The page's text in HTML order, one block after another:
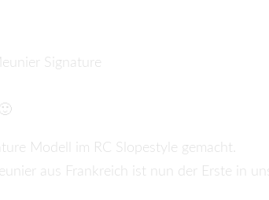
Modell im RC Slopestyle gemacht.
aus Frankreich ist nun der Erste in